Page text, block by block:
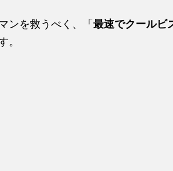
ンを救うべく、「 最速でクールビ
。